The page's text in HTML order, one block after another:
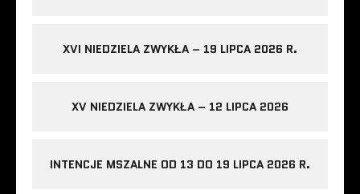
XVI NIEDZIELA ZWYKŁA – 19 LIPCA 2026 R.
XV NIEDZIELA ZWYKŁA – 12 LIPCA 2026
INTENCJE MSZALNE OD 13 DO 19 LIPCA 2026 R.